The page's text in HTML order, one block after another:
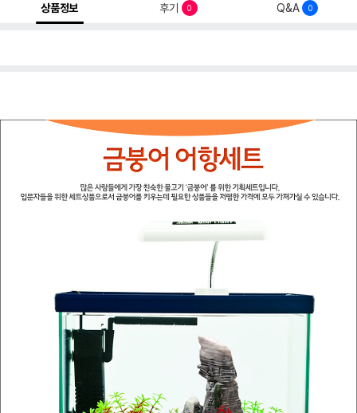
상품정보 후기 0 Q&A 0